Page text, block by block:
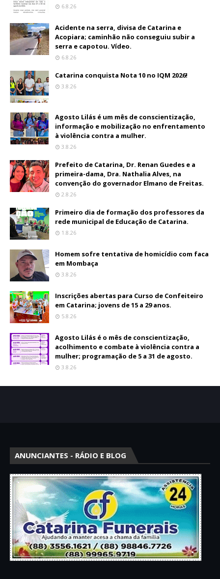
6.8.26
Acidente na serra, divisa de Catarina e
Acopiara; caminhão não conseguiu subir a
serra e capotou. Vídeo.
6.8.26
Catarina conquista Nota 10 no IQM 2026!
3.8.26
Agosto Lilás é um mês de conscientização,
informação e mobilização no enfrentamento
à violência contra a mulher.
3.8.26
Prefeito de Catarina, Dr. Renan Guedes e a
primeira-dama, Dra. Nathalia Alves, na
convenção do governador Elmano de Freitas.
2.8.26
Primeiro dia de formação dos professores da
rede municipal de Educação de Catarina.
1.8.26
Homem sofre tentativa de homicídio com faca
em Mombaça
3.8.26
Inscrições abertas para Curso de Confeiteiro
em Catarina; jovens de 15 a 29 anos.
5.8.26
Agosto Lilás é o mês de conscientização,
acolhimento e combate à violência contra a
mulher; programação de 5 a 31 de agosto.
3.8.26
ANUNCIANTES - RÁDIO E BLOG